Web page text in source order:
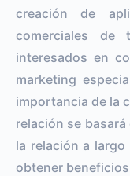
creación de
comerciales de
interesados en
marketing
importancia de la
relación se
la relación a
obtener